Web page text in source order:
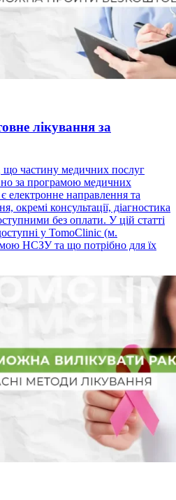
лікування за
що частину медичних послуг
за програмою медичних
електронне направлення та
окремі консультації, діагностика
без оплати. У цій статті
у TomoClinic (м.
НСЗУ та що потрібно для їх